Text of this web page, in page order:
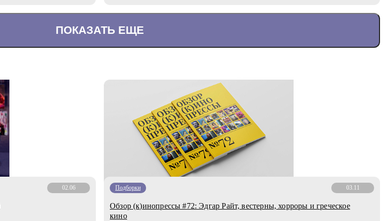
ПОКАЗАТЬ ЕЩЕ
02.06 Подборки 03.11
Обзор (к)инопрессы #72: Эдгар Райт, вестерны, хорроры и греческое
кино